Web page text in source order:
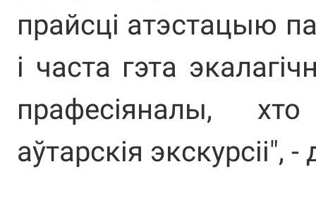
прайсці атэстацыю
і часта гэта
прафесіяналы,
аўтарскія экскурсіі",